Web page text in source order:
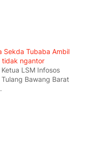
Sekda Tubaba Ambil
tidak ngantor
LSM Infosos
Bawang Barat